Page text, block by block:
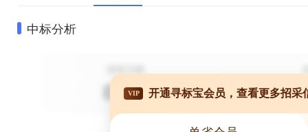
中标分析
VIP 开通寻标宝会员，查看更多招采